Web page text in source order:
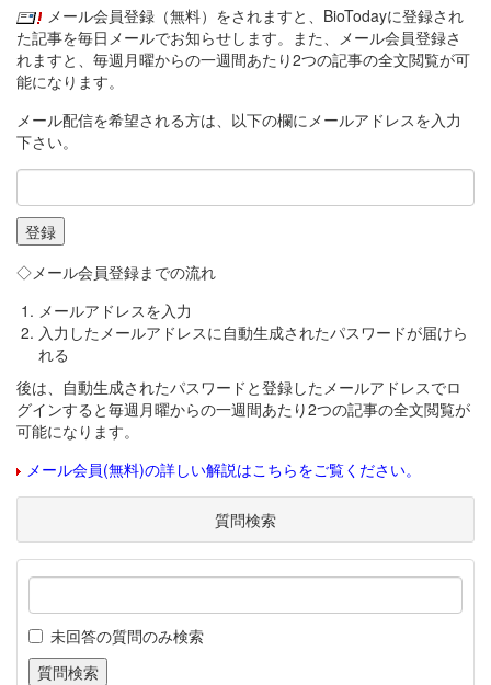
メール会員登録（無料）をされますと、BioTodayに登録され
た記事を毎日メールでお知らせします。また、メール会員登録さ
れますと、毎週月曜からの一週間あたり2つの記事の全文閲覧が可
能になります。
メール配信を希望される方は、以下の欄にメールアドレスを入力
下さい。
◇メール会員登録までの流れ
メールアドレスを入力
入力したメールアドレスに自動生成されたパスワードが届けら
れる
後は、自動生成されたパスワードと登録したメールアドレスでロ
グインすると毎週月曜からの一週間あたり2つの記事の全文閲覧が
可能になります。
メール会員(無料)の詳しい解説はこちらをご覧ください。
質問検索
未回答の質問のみ検索